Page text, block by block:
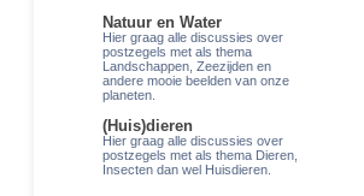
Natuur en Water
Hier graag alle discussies over
postzegels met als thema
Landschappen, Zeezijden en
andere mooie beelden van onze
planeten.
(Huis)dieren
Hier graag alle discussies over
postzegels met als thema Dieren,
Insecten dan wel Huisdieren.